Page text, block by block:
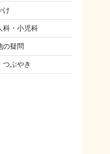
け
科・小児科
の疑問
つぶやき